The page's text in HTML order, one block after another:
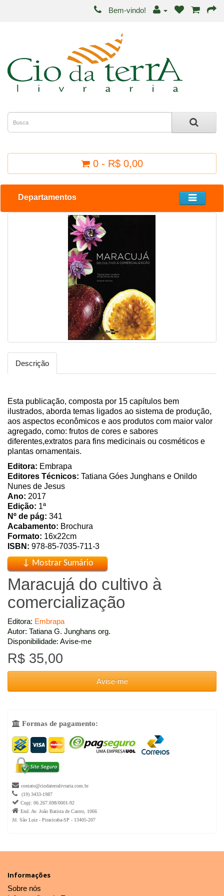
Bem-vindo!
0 - R$ 0,00
Departamentos
Descrição
Esta publicação, composta por 15 capítulos bem
ilustrados, aborda temas ligados ao sistema de produção,
aos aspectos econômicos e aos produtos com maior valor
agregado, como: frutos de cores e sabores
diferentes,extratos para fins medicinais ou cosméticos e
plantas ornamentais.
Editora: Embrapa
Editores Técnicos: Tatiana Góes Junghans e Onildo
Nunes de Jesus
Ano: 2017
Edição: 1ª
Nº de pág: 341
Acabamento: Brochura
Formato: 16x22cm
ISBN: 978-85-7035-711-3
Maracujá do cultivo à
comercialização
Editora: Embrapa
Autor: Tatiana G. Junghans org.
Disponibilidade: Avise-me
R$ 35,00
Avise-me
 Formas de pagamento:
 contato@ciodaterralivraria.com.br
 (19) 3433-1987
 Cnpj: 06.267.698/0001-92
 End. Av. João Batista de Castro, 1066
Jd. São Luiz - Piracicaba-SP - 13405-207
Informações
Sobre nós